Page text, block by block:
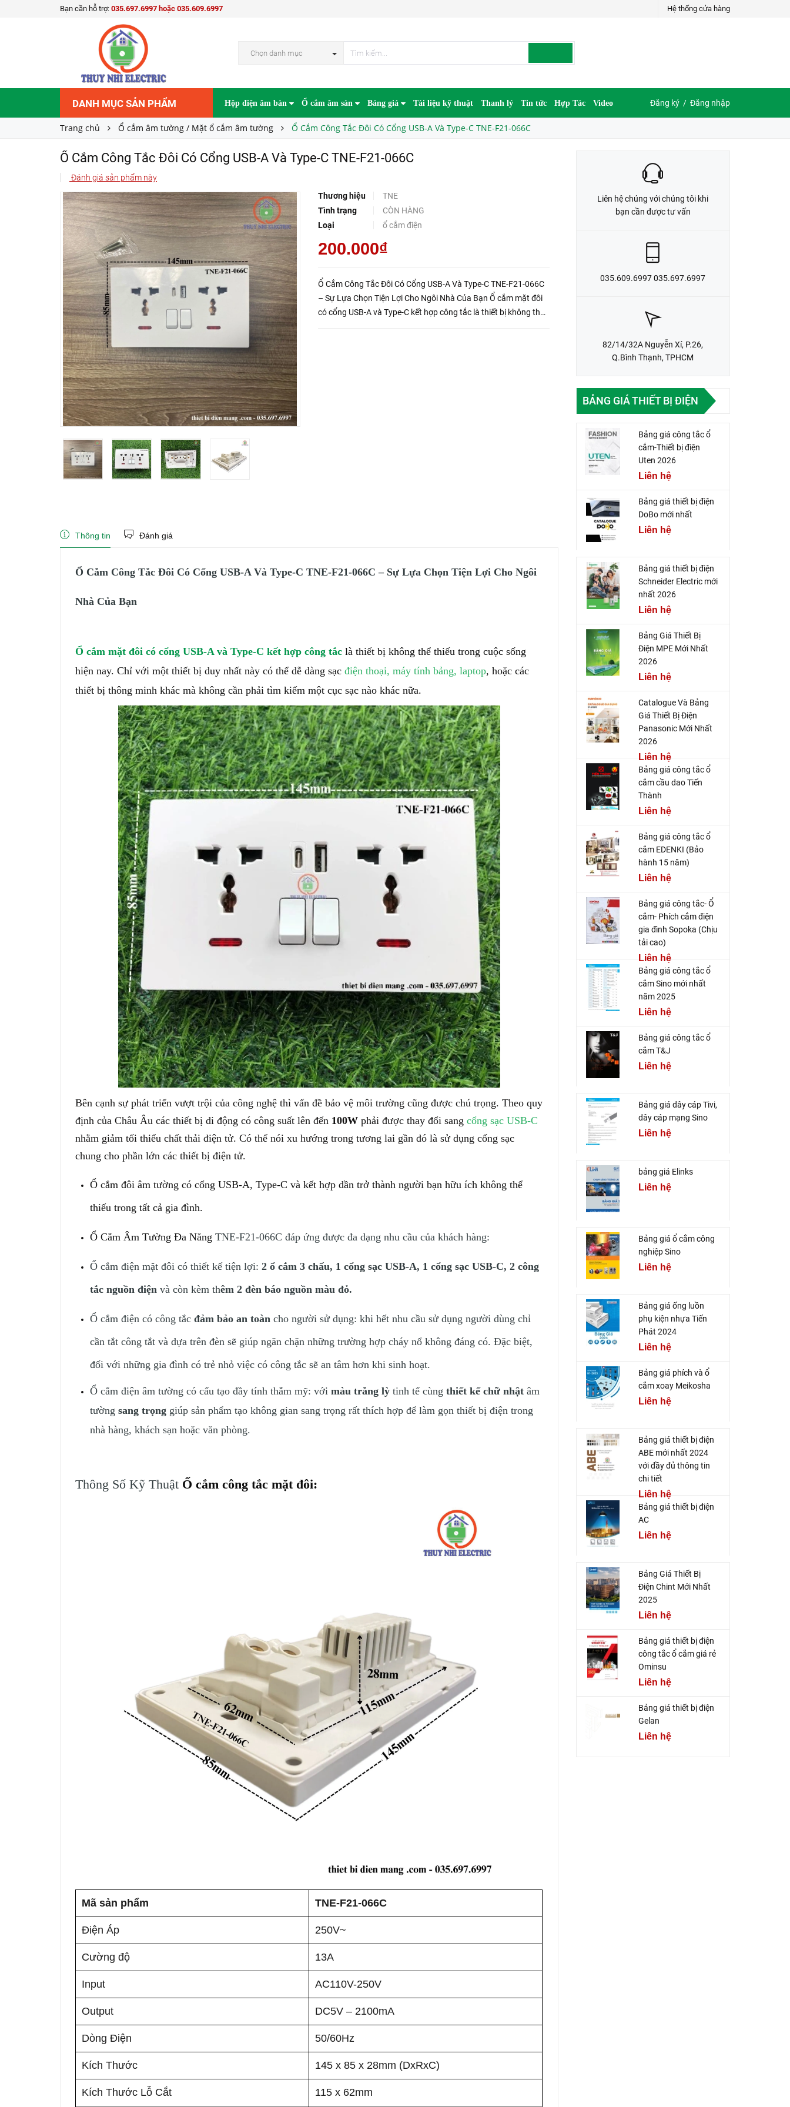
Bạn cần hỗ trợ: 035.697.6997 hoặc 035.609.6997 Hệ thống cửa hàng
Chọn danh mục
DANH MỤC SẢN PHẨM Hộp điện âm bàn Ổ cắm âm sàn Bảng giá Tài liệu kỹ thuật Thanh lý Tin tức Hợp Tác Video Đăng ký / Đăng nhập
Trang chủ Ổ cắm âm tường / Mặt ổ cắm âm tường Ổ Cắm Công Tắc Đôi Có Cổng USB-A Và Type-C TNE-F21-066C
Ổ Cắm Công Tắc Đôi Có Cổng USB-A Và Type-C TNE-F21-066C
Đánh giá sản phẩm này
Thương hiệu
TNE
Tình trạng
CÒN HÀNG
Loại
ổ cắm điện
200.000₫
Ổ Cắm Công Tắc Đôi Có Cổng USB-A Và Type-C TNE-F21-066C
– Sự Lựa Chọn Tiện Lợi Cho Ngôi Nhà Của Bạn Ổ cắm mặt đôi
có cổng USB-A và Type-C kết hợp công tắc là thiết bị không thể
Ổ Cắm Công Tắc Đôi Có Cổng USB-A Và Type-C TNE-F21-066C
Giá bán: 200.000₫
LIÊN HỆ ĐẶT HÀNG
Thông tin Đánh giá
Ổ Cắm Công Tắc Đôi Có Cổng USB-A Và Type-C TNE-F21-066C – Sự Lựa Chọn Tiện Lợi Cho Ngôi
Nhà Của Bạn
Ổ cắm mặt đôi có cổng USB-A và Type-C kết hợp công tắc là thiết bị không thể thiếu trong cuộc sống
hiện nay. Chỉ với một thiết bị duy nhất này có thể dễ dàng sạc điện thoại, máy tính bảng, laptop, hoặc các
thiết bị thông minh khác mà không cần phải tìm kiếm một cục sạc nào khác nữa.
Bên cạnh sự phát triển vượt trội của công nghệ thì vấn đề bảo vệ môi trường cũng được chú trọng. Theo quy
định của Châu Âu các thiết bị di động có công suất lên đến 100W phải được thay đổi sang cổng sạc USB-C
nhằm giảm tối thiểu chất thải điện tử. Có thể nói xu hướng trong tương lai gần đó là sử dụng cổng sạc
chung cho phần lớn các thiết bị điện tử.
Ổ cắm đôi âm tường có cổng USB-A, Type-C và kết hợp dần trở thành người bạn hữu ích không thể
thiếu trong tất cả gia đình.
Ổ Cắm Âm Tường Đa Năng TNE-F21-066C đáp ứng được đa dạng nhu cầu của khách hàng:
Ổ cắm điện mặt đôi có thiết kế tiện lợi: 2 ổ cắm 3 chấu, 1 cổng sạc USB-A, 1 cổng sạc USB-C, 2 công
tắc nguồn điện và còn kèm thêm 2 đèn báo nguồn màu đỏ.
Ổ cắm điện có công tắc đảm bảo an toàn cho người sử dụng: khi hết nhu cầu sử dụng người dùng chỉ
cần tắt công tắt và dựa trên đèn sẽ giúp ngăn chặn những trường hợp cháy nổ không đáng có. Đặc biệt,
đối với những gia đình có trẻ nhỏ việc có công tắc sẽ an tâm hơn khi sinh hoạt.
Ổ cắm điện âm tường có cấu tạo đầy tính thẫm mỹ: với màu trắng lỳ tinh tế cùng thiết kế chữ nhật âm
tường sang trọng giúp sản phẩm tạo không gian sang trọng rất thích hợp để làm gọn thiết bị điện trong
nhà hàng, khách sạn hoặc văn phòng.
Thông Số Kỹ Thuật Ổ cắm công tắc mặt đôi:
Mã sản phẩm TNE-F21-066C
Điện Áp 250V~
Cường độ 13A
Input AC110V-250V
Output DC5V – 2100mA
Dòng Điện 50/60Hz
Kích Thước 145 x 85 x 28mm (DxRxC)
Kích Thước Lỗ Cắt 115 x 62mm
Liên hệ chúng với chúng tôi khi
bạn cần được tư vấn
035.609.6997 035.697.6997
82/14/32A Nguyễn Xí, P.26,
Q.Bình Thạnh, TPHCM
BẢNG GIÁ THIẾT BỊ ĐIỆN
Bảng giá công tắc ổ
cắm-Thiết bị điện
Uten 2026
Liên hệ
Bảng giá thiết bị điện
DoBo mới nhất
Liên hệ
Bảng giá thiết bị điện
Schneider Electric mới
nhất 2026
Liên hệ
Bảng Giá Thiết Bị
Điện MPE Mới Nhất
2026
Liên hệ
Catalogue Và Bảng
Giá Thiết Bị Điện
Panasonic Mới Nhất
2026
Liên hệ
Bảng giá công tắc ổ
cắm cầu dao Tiến
Thành
Liên hệ
Bảng giá công tắc ổ
cắm EDENKI (Bảo
hành 15 năm)
Liên hệ
Bảng giá công tắc- Ổ
cắm- Phích cắm điện
gia đình Sopoka (Chịu
tải cao)
Liên hệ
Bảng giá công tắc ổ
cắm Sino mới nhất
năm 2025
Liên hệ
Bảng giá công tắc ổ
cắm T&J
Liên hệ
Bảng giá dây cáp Tivi,
dây cáp mạng Sino
Liên hệ
bảng giá Elinks
Liên hệ
Bảng giá ổ cắm công
nghiệp Sino
Liên hệ
Bảng giá ống luồn
phụ kiện nhựa Tiến
Phát 2024
Liên hệ
Bảng giá phích và ổ
cắm xoay Meikosha
Liên hệ
Bảng giá thiết bị điện
ABE mới nhất 2024
với đầy đủ thông tin
chi tiết
Liên hệ
Bảng giá thiết bị điện
AC
Liên hệ
Bảng Giá Thiết Bị
Điện Chint Mới Nhất
2025
Liên hệ
Bảng giá thiết bị điện
công tắc ổ cắm giá rẻ
Ominsu
Liên hệ
Bảng giá thiết bị điện
Gelan
Liên hệ